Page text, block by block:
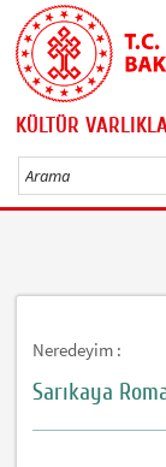
KÜLTÜR
Neredeyim :
Sarıkaya